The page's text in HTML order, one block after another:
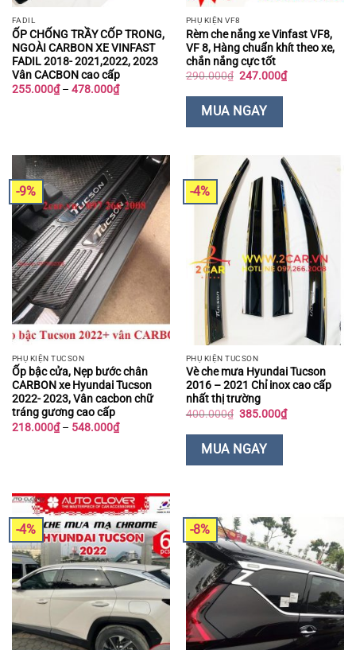
FADIL
ỐP CHỐNG TRẦY CỐP TRONG,
NGOÀI CARBON XE VINFAST
FADIL 2018- 2021,2022, 2023
Vân CACBON cao cấp
255.000₫ – 478.000₫Khoảng
giá:
PHỤ KIỆN VF8
Rèm che nắng xe Vinfast VF8,
VF 8, Hàng chuẩn khít theo xe,
chắn nắng cực tốt
290.000₫ Giá
là:
290.000₫.
247.000₫Giá
hiện
MUA NGAY
-9%
PHỤ KIỆN TUCSON
Ốp bậc cửa, Nẹp bước chân
CARBON xe Hyundai Tucson
2022- 2023, Vân cacbon chữ
tráng gương cao cấp
218.000₫ – 548.000₫Khoảng
giá:
-4%
PHỤ KIỆN TUCSON
Vè che mưa Hyundai Tucson
2016 – 2021 Chỉ inox cao cấp
nhất thị trường
400.000₫ Giá
là:
400.000₫.
385.000₫Giá
hiện
MUA NGAY
-4% -8%